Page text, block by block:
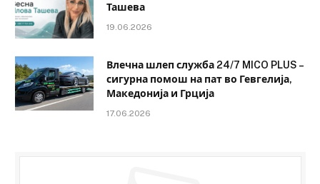
Ташева
19.06.2026
Влечна шлеп служба 24/7 MICO PLUS –
сигурна помош на пат во Гевгелија,
Македонија и Грција
17.06.2026